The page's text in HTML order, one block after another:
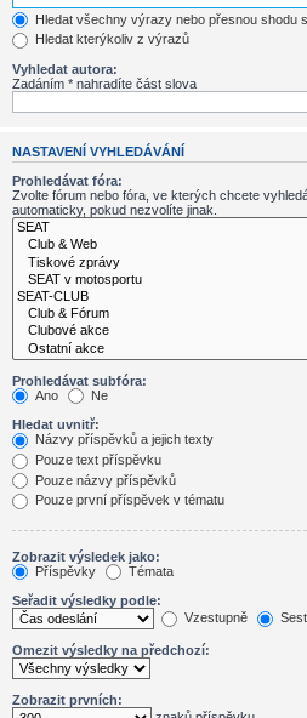
Hledat všechny výrazy nebo přesnou shodu
Hledat kterýkoliv z výrazů
Vyhledat autora:
Zadáním * nahradíte část slova
NASTAVENÍ VYHLEDÁVÁNÍ
Prohledávat fóra:
Zvolte fórum nebo fóra, ve kterých chcete
automaticky, pokud nezvolíte jinak.
Prohledávat subfóra:
Ano
Ne
Hledat uvnitř:
Názvy příspěvků a jejich texty
Pouze text příspěvku
Pouze názvy příspěvků
Pouze první příspěvek v tématu
Zobrazit výsledek jako:
Příspěvky
Témata
Seřadit výsledky podle:
Vzestupně
Omezit výsledky na předchozí:
Zobrazit prvních: